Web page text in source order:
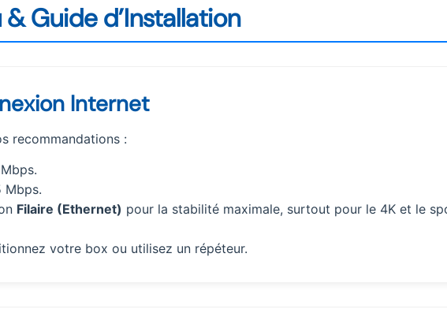
Guide d’Installation
Internet
recommandations :
Mbps.
Filaire (Ethernet) pour la stabilité maximale, surtout pour le 4K et le
votre box ou utilisez un répéteur.